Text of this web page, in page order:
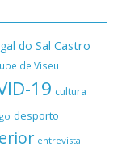
do Sal Castro
de Viseu
19 cultura
desporto
entrevista